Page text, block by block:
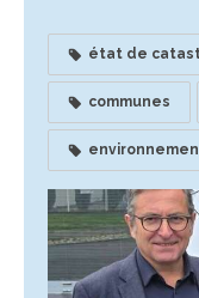
état de
communes